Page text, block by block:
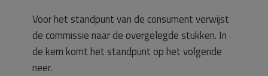
Voor het standpunt van de consument verwijst
de commissie naar de overgelegde stukken. In
de kern komt het standpunt op het volgende
neer.